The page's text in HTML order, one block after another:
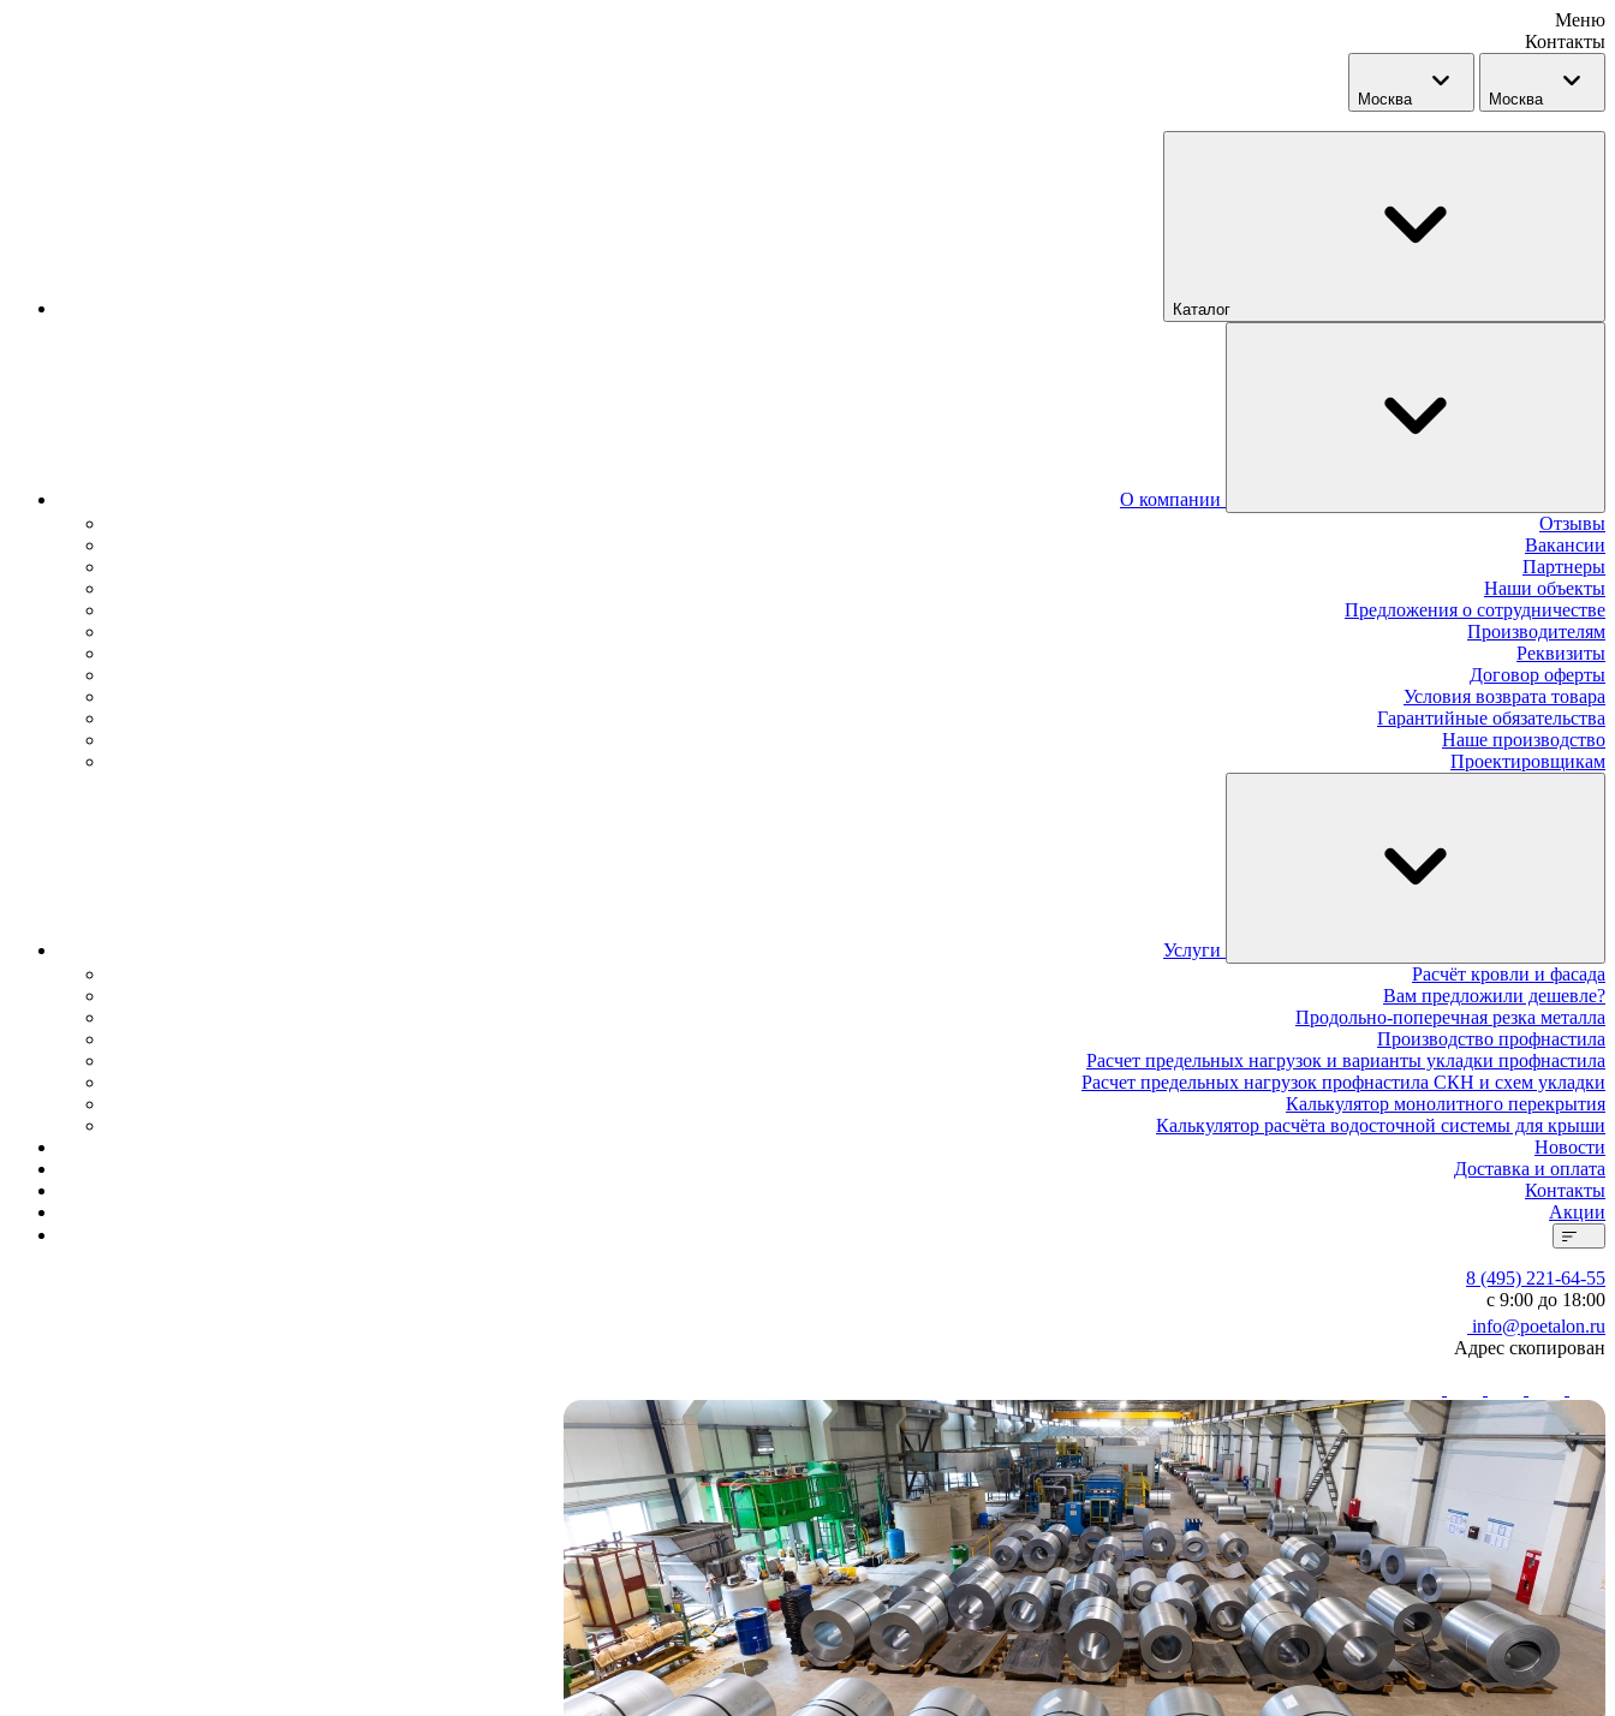
Меню
Контакты
Москва Москва
Каталог
О компании
Отзывы
Вакансии
Партнеры
Наши объекты
Предложения о сотрудничестве
Производителям
Реквизиты
Договор оферты
Условия возврата товара
Гарантийные обязательства
Наше производство
Проектировщикам
Услуги
Расчёт кровли и фасада
Вам предложили дешевле?
Продольно-поперечная резка металла
Производство профнастила
Расчет предельных нагрузок и варианты укладки профнастила
Расчет предельных нагрузок профнастила СКН и схем укладки
Калькулятор монолитного перекрытия
Калькулятор расчёта водосточной системы для крыши
Новости
Доставка и оплата
Контакты
Акции
8 (495) 221-64-55
с 9:00 до 18:00
info@poetalon.ru
Адрес скопирован